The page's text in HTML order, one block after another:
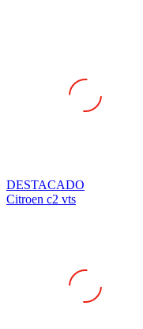
DESTACADO
Citroen c2 vts